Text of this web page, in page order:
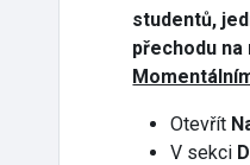
studentů,
přechodu
Otevřít
V sekci